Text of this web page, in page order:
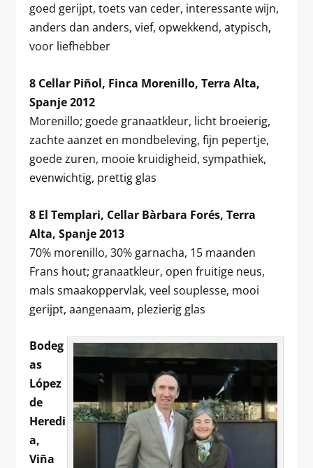
goed gerijpt, toets van ceder, interessante wijn,
anders dan anders, vief, opwekkend, atypisch,
voor liefhebber
8 Cellar Piñol, Finca Morenillo, Terra Alta,
Spanje 2012
Morenillo; goede granaatkleur, licht broeierig,
zachte aanzet en mondbeleving, fijn pepertje,
goede zuren, mooie kruidigheid, sympathiek,
evenwichtig, prettig glas
8 El Templari, Cellar Bàrbara Forés, Terra
Alta, Spanje 2013
70% morenillo, 30% garnacha, 15 maanden
Frans hout; granaatkleur, open fruitige neus,
mals smaakoppervlak, veel souplesse, mooi
gerijpt, aangenaam, plezierig glas
Bodeg
as
López
de
Heredi
a,
Viña